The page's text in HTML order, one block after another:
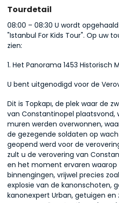
Tourdetail
08:00 – 08:30 U wordt
"Istanbul For Kids Tour". Op uw
zien:
1. Het Panorama 1453 Historisch
U bent uitgenodigd voor de
Dit is Topkapı, de plek waar de
van Constantinopel plaatsvond,
muren werden overwonnen,
de gezegende soldaten op
geopend werd voor de
zult u de verovering van
en het moment ervaren
binnengingen, vrijwel precies
explosie van de kanonschoten,
kanonexpert Urban, getuigen en